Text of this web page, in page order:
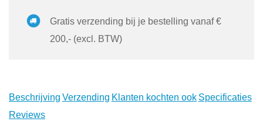
Gratis verzending bij je bestelling vanaf €
200,- (excl. BTW)
Beschrijving Verzending Klanten kochten ook Specificaties
Reviews